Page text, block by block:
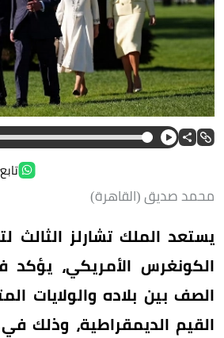
محمد صديق (القاهرة)
يستعد الملك تشارلز الثالث
الكونغرس الأمريكي،
الصف بين بلاده والولايات
القيم الديمقراطية، وذلك